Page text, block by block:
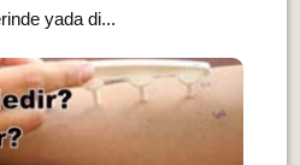
yada di...